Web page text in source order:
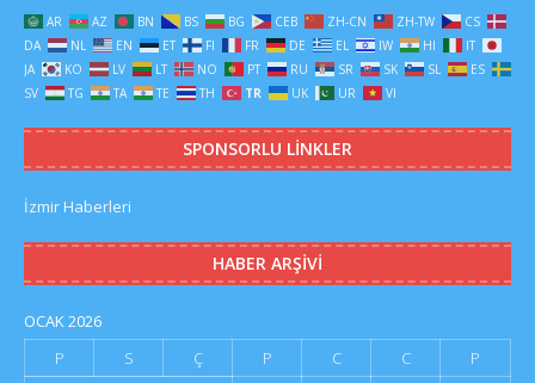
AR AZ BN BS BG CEB ZH-CN ZH-TW
CS
DA
NL EN ET FI FR DE EL IW HI
IT
JA
KO LV LT NO PT RU SR SK SL
ES
SV
TG TA TE TH TR UK UR VI
SPONSORLU LINKLER
İzmir Haberleri
HABER ARŞIVI
OCAK 2026
P
S Ç P C C P